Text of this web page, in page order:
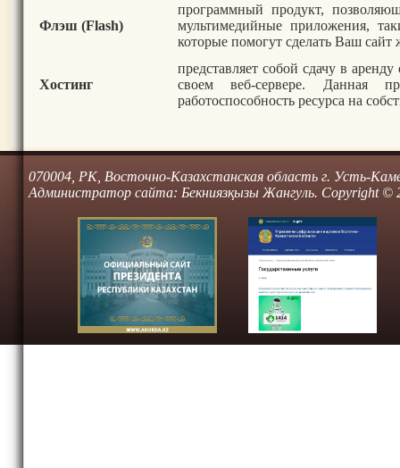
Флэш (Flash)
программный продукт,
мультимедийные приложения,
которые помогут сделать Ваш
Хостинг
представляет собой сдачу в
своем веб-сервере. Данная
работоспособность ресурса на
070004, РК, Восточно-Казахстанская область г. Усть-
Администратор сайта: Бекниязқызы Жангуль. Copyright ©